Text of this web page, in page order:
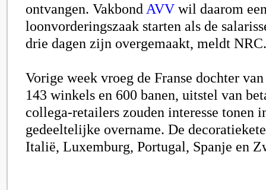
ontvangen. Vakbond AVV wil daarom
loonvorderingszaak starten als de
drie dagen zijn overgemaakt, meldt NRC.
Vorige week vroeg de Franse dochter
143 winkels en 600 banen, uitstel van
collega-retailers zouden interesse tonen
gedeeltelijke overname. De
Italië, Luxemburg, Portugal, Spanje en